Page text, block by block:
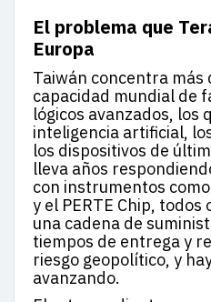
El problema que
Europa
Taiwán concentra más
capacidad mundial de
lógicos avanzados, los
inteligencia artificial,
los dispositivos de
lleva años
con instrumentos
y el PERTE Chip,
una cadena de
tiempos de entrega y
riesgo geopolítico, y
avanzando.